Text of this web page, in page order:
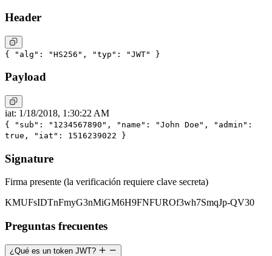
Header
{ "alg": "HS256" , "typ": "JWT" }
Payload
iat: 1/18/2018, 1:30:22 AM
{ "sub": "1234567890" , "name": "John Doe" ,
"admin":
true , "iat": 1516239022 }
Signature
Firma presente (la verificación requiere clave secreta)
KMUFsIDTnFmyG3nMiGM6H9FNFUROf3wh7SmqJp-QV30
Preguntas frecuentes
¿Qué es un token JWT?